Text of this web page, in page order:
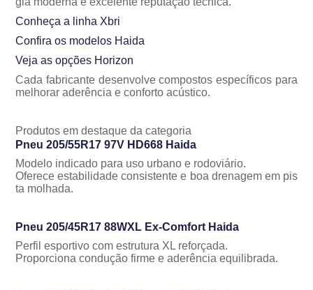
Conheça a linha Xbri
Confira os modelos Haida
Veja as opções Horizon
Cada fabricante desenvolve compostos específicos para
melhorar aderência e conforto acústico.
Produtos em destaque da categoria
Pneu 205/55R17 97V HD668 Haida
Modelo indicado para uso urbano e rodoviário.
Oferece estabilidade consistente e boa drenagem em pis
ta molhada.
Pneu 205/45R17 88WXL Ex-Comfort Haida
Perfil esportivo com estrutura XL reforçada.
Proporciona condução firme e aderência equilibrada.